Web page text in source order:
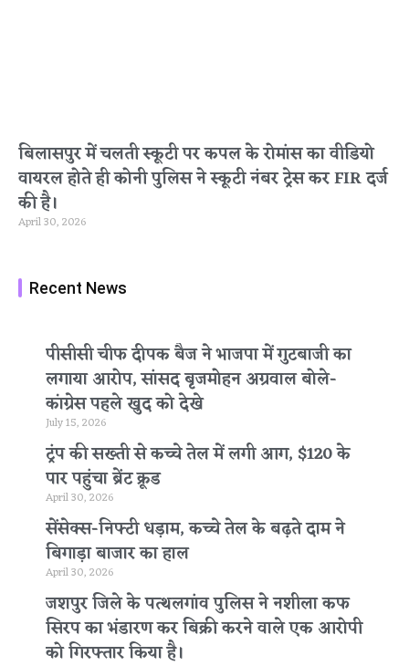
बिलासपुर में चलती स्कूटी पर कपल के रोमांस का वीडियो
वायरल होते ही कोनी पुलिस ने स्कूटी नंबर ट्रेस कर FIR दर्ज
की है।
April 30, 2026
Recent News
पीसीसी चीफ दीपक बैज ने भाजपा में गुटबाजी का
लगाया आरोप, सांसद बृजमोहन अग्रवाल बोले-
कांग्रेस पहले खुद को देखे
July 15, 2026
ट्रंप की सख्ती से कच्चे तेल में लगी आग, $120 के
पार पहुंचा ब्रेंट क्रूड
April 30, 2026
सेंसेक्स-निफ्टी धड़ाम, कच्चे तेल के बढ़ते दाम ने
बिगाड़ा बाजार का हाल
April 30, 2026
जशपुर जिले के पत्थलगांव पुलिस ने नशीला कफ
सिरप का भंडारण कर बिक्री करने वाले एक आरोपी
को गिरफ्तार किया है।